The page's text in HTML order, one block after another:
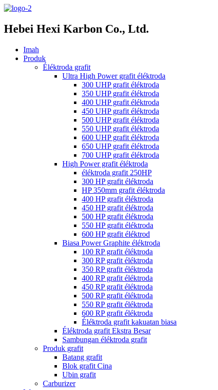
Hebei Hexi Karbon Co., Ltd.
Imah
Produk
Éléktroda grafit
Ultra High Power grafit éléktroda
300 UHP grafit éléktroda
350 UHP grafit éléktroda
400 UHP grafit éléktroda
450 UHP grafit éléktroda
500 UHP grafit éléktroda
550 UHP grafit éléktroda
600 UHP grafit éléktroda
650 UHP grafit éléktroda
700 UHP grafit éléktroda
High Power grafit éléktroda
éléktroda grafit 250HP
300 HP grafit éléktroda
HP 350mm grafit éléktroda
400 HP grafit éléktroda
450 HP grafit éléktroda
500 HP grafit éléktroda
550 HP grafit éléktroda
600 HP grafit éléktrod
Biasa Power Graphite éléktroda
100 RP grafit éléktroda
300 RP grafit éléktroda
350 RP grafit éléktroda
400 RP grafit éléktroda
450 RP grafit éléktroda
500 RP grafit éléktroda
550 RP grafit éléktroda
600 RP grafit éléktroda
Éléktroda grafit kakuatan biasa
Éléktroda grafit Ekstra Besar
Sambungan éléktroda grafit
Produk grafit
Batang grafit
Blok grafit Cina
Ubin grafit
Carburizer